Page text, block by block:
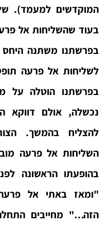
המוקדשים למעמד).
בעוד שהשליחות אל
בפרשתנו משתנה היחס
לשליחות אל פרעה
בפרשתנו הוטלה על
נכשלה, אולם דווקא
להצליח בהמשך.
השליחות אל פרעה
בהופעתו הראשונה
"ומאז באתי אל
הזה…" מחייבים